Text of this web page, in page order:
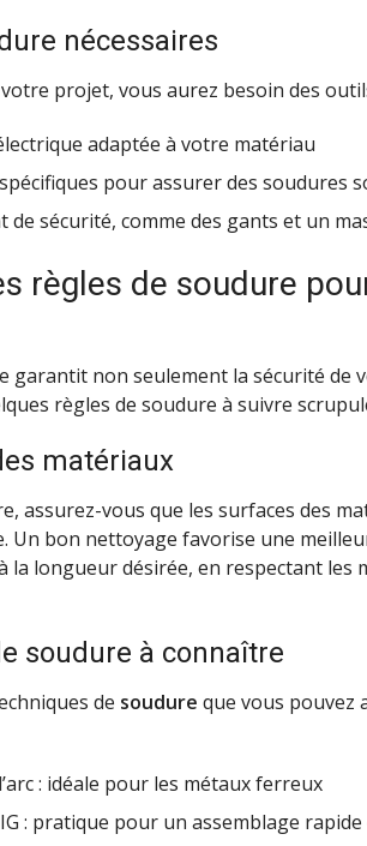
nécessaires
projet, vous aurez besoin des
adaptée à votre matériau
pour assurer des soudures
de sécurité, comme des gants et un
règles de soudure
garantit non seulement la sécurité de
règles de soudure à suivre
matériaux
assurez-vous que les surfaces des
Un bon nettoyage favorise une
la longueur désirée, en respectant les
soudure à connaître
de soudure que vous pouvez
: idéale pour les métaux ferreux
: pratique pour un assemblage